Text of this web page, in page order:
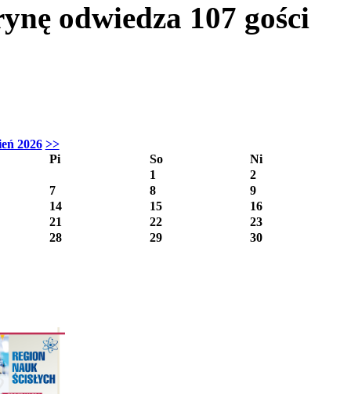
odwiedza 107 gości
2026 >>
Pi
So
Ni
1
2
7
8
9
14
15
16
21
22
23
28
29 30